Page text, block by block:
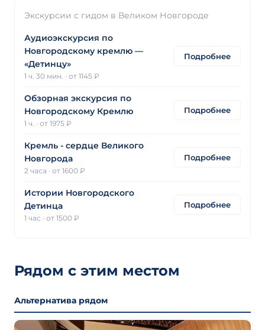
Экскурсии с гидом в Великом Новгороде
Аудиоэкскурсия по
Новгородскому кремлю —
«Детинцу»
1 ч. 30 мин. · от 1145 ₽
Подробнее
Обзорная экскурсия по
Новгородскому Кремлю
1 ч. · от 1975 ₽
Подробнее
Кремль - сердце Великого
Новгорода
2 часа · от 1600 ₽
Подробнее
Истории Новгородского
Детинца
1 час · от 1500 ₽
Подробнее
Рядом с этим местом
Альтернатива рядом